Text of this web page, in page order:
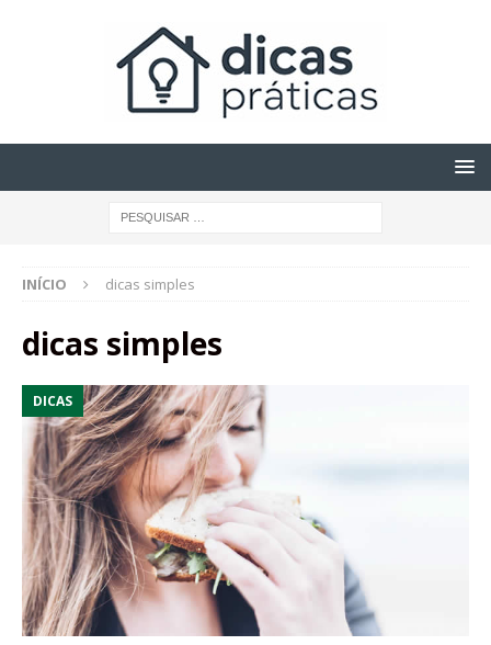
INÍCIO dicas simples
dicas simples
DICAS